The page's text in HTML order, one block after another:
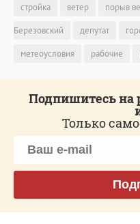
стройка
ветер порыв
Березовский
депутат
метеоусловия
рабочие
Подпишитесь на
Только